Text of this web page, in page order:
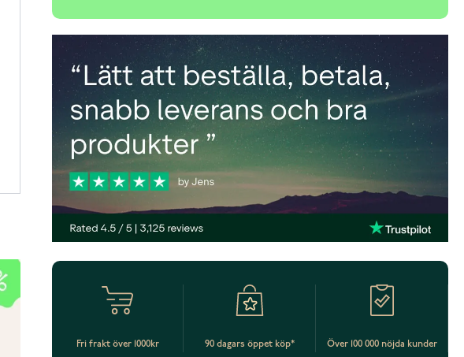
Fri frakt över 1000kr 90 dagars öppet köp* Över 100 000 nöjda kunder